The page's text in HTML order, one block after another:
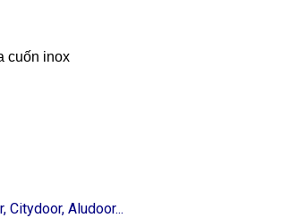
cuốn inox
Citydoor, Aludoor...